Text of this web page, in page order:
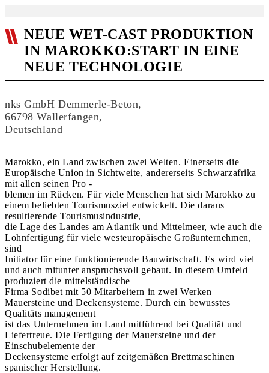
NEUE WET-CAST PRODUKTION
IN MAROKKO:START IN EINE
NEUE TECHNOLOGIE
nks GmbH Demmerle-Beton,
66798 Wallerfangen,
Deutschland
Marokko, ein Land zwischen zwei Welten. Einerseits die
Europäische Union in Sichtweite, andererseits Schwarzafrika
mit allen seinen Pro -
blemen im Rücken. Für viele Menschen hat sich Marokko zu
einem beliebten Tourismusziel entwickelt. Die daraus
resultierende Tourismusindustrie,
die Lage des Landes am Atlantik und Mittelmeer, wie auch die
Lohnfertigung für viele westeuropäische Großunternehmen,
sind
Initiator für eine funktionierende Bauwirtschaft. Es wird viel
und auch mitunter anspruchsvoll gebaut. In diesem Umfeld
produziert die mittelständische
Firma Sodibet mit 50 Mitarbeitern in zwei Werken
Mauersteine und Deckensysteme. Durch ein bewusstes
Qualitäts management
ist das Unternehmen im Land mitführend bei Qualität und
Liefertreue. Die Fertigung der Mauersteine und der
Einschubelemente der
Deckensysteme erfolgt auf zeitgemäßen Brettmaschinen
spanischer Herstellung.